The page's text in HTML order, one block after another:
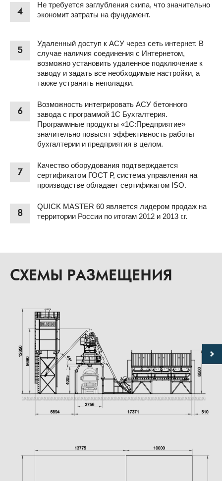
4
Не требуется заглубления скипа, что значительно
экономит затраты на фундамент.
5
Удаленный доступ к АСУ через сеть интернет. В
случае наличия соединения с Интернетом,
возможно установить удаленное подключение к
заводу и задать все необходимые настройки, а
также устранить неполадки.
6
Возможность интегрировать АСУ бетонного
завода с программой 1С Бухгалтерия.
Программные продукты «1С:Предприятие»
значительно повысят эффективность работы
бухгалтерии и предприятия в целом.
7
Качество оборудования подтверждается
сертификатом ГОСТ Р, система управления на
производстве обладает сертификатом ISO.
8
QUICK MASTER 60 является лидером продаж на
территории России по итогам 2012 и 2013 г.г.
СХЕМЫ РАЗМЕЩЕНИЯ